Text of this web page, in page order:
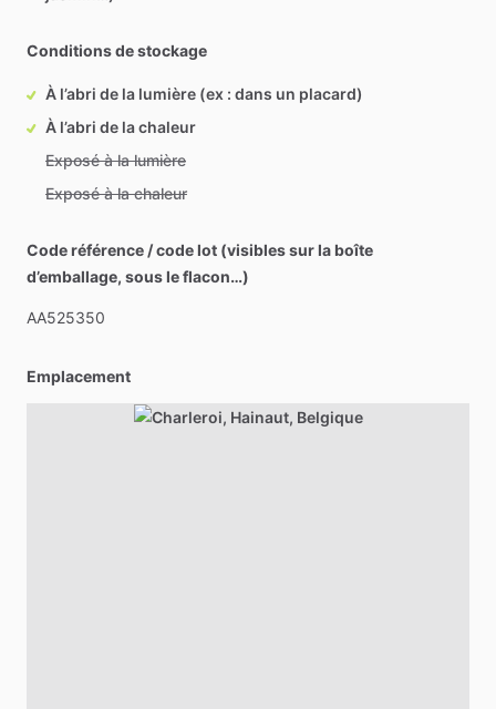
Conditions de stockage
À l’abri de la lumière (ex : dans un placard)
À l’abri de la chaleur
Exposé à la lumière
Exposé à la chaleur
Code référence / code lot (visibles sur la boîte
d’emballage, sous le flacon…)
AA525350
Emplacement